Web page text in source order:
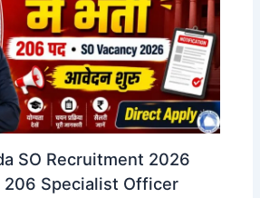
SO Recruitment 2026
206 Specialist Officer